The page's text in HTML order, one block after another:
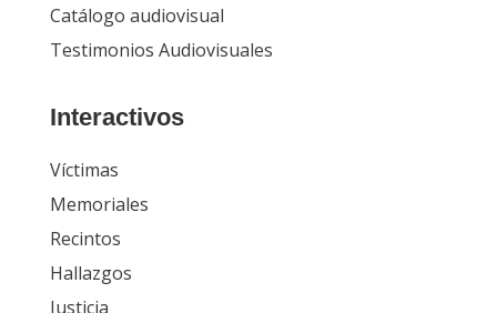
Catálogo audiovisual
Testimonios Audiovisuales
Interactivos
Víctimas
Memoriales
Recintos
Hallazgos
Justicia